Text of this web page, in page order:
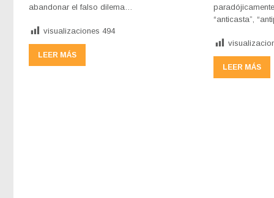
abandonar el falso dilema…
visualizaciones 494
LEER MÁS
“anticasta”,
LEER MÁS